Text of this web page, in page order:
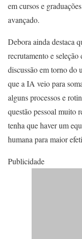
em cursos e
avançado.
Debora ainda destaca
recrutamento e
discussão em torno do
que a IA veio para
alguns processos e
questão pessoal muito
tenha que haver um
humana para maior
Publicidade